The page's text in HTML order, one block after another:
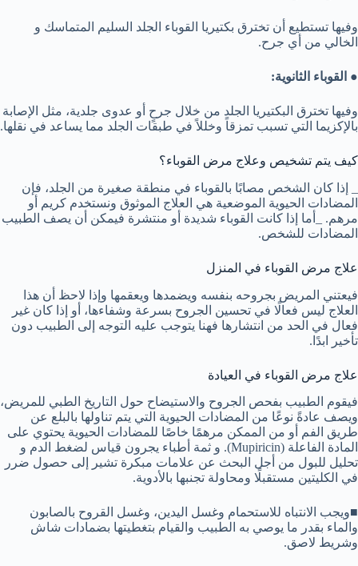
وفيها تستطيع أن تخترق بكتيريا القوباء الجلد السليم المتماسك و
الخالي من أي جرح.
● القوباء الثانوية:
وفيها تخترق البكتيريا الجلد من خلال جرحٍ أو عدوى جلدية، مثل الإصابة
بالإكزيما التي تسبب تمزقاً وخللاً في طبقات الجلد مما يساعد في نقلها.
كيف يتم تشخيص وعلاج مرض القوباء؟
_ إذا كان الشخص مصابًا بالقوباء في منطقة صغيرة من الجلد، فإن
المضادات الحيوية الموضعية هي العلاج الموثوق ونستخدم كريم أو
مرهم. _أما إذا كانت القوباء شديدة أو منتشرة فيمكن أن يصف الطبيب
المضادات للشخص.
علاج مرض القوباء في المنزل
فيعتني المريض بجروحه بنفسه ويضمدها ويعقمها وإذا لاحظ أن هذا
العلاج ليس فعالًا في تحسين الجروح بسرعة وشفاءها، أو إذا كان غير
فعال في الحد من انتشارها فهنا يتوجب عليه التوجه إلى الطبيب دون
تأخير ابدًا.
علاج مرض القوباء في العيادة
فيقوم الطبيب بفحص الجروح والاستيضاح حول التاريخ الطبي للمريض،
ويصف عادةً نوعًا من المضادات الحيوية التي يتم تناولها بالبلع عن
طريق الفم أو من الممكن مرهمًا خاصًا للمضادات الحيوية يحتوي على
المادة الفاعلة (Mupiricin). و ثمة أطباء يجرون قياس لضغط الدم و
تحليل للبول من أجل البحث عن علامات مبكرة تشير إلى حصول ضرر
في الكليتين مستقبلًا ومحاولة تجنبها بالأدوية.
■ويجب الانتباه للاستحمام وغسل اليدين، وغسل القروح بالصابون
والماء بقدر ما يوصي به الطبيب والقيام بتغطيتها بضمادات شاش
وشريط لاصق.